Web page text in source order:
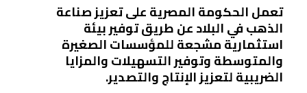
تعمل الحكومة المصرية على تعزيز صناعة
الذهب في البلاد عن طريق توفير بيئة
استثمارية مشجعة للمؤسسات الصغيرة
والمتوسطة وتوفير التسهيلات والمزايا
الضريبية لتعزيز الإنتاج والتصدير.